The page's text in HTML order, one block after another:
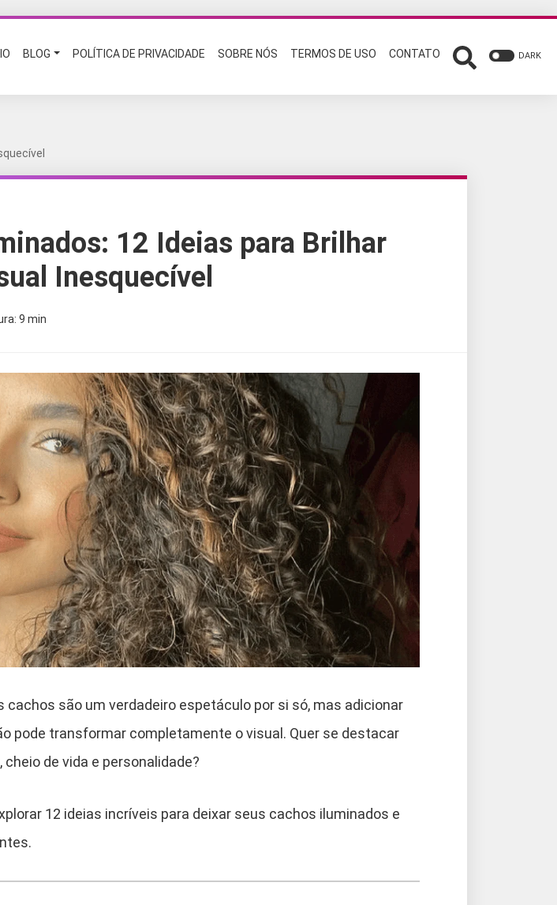
BLOG POLÍTICA DE PRIVACIDADE SOBRE NÓS TERMOS DE USO CONTATO DARK
12 Ideias para Brilhar
Inesquecível
9 min
cachos são um verdadeiro espetáculo por si só, mas adicionar
pode transformar completamente o visual. Quer se destacar
de vida e personalidade?
12 ideias incríveis para deixar seus cachos iluminados e